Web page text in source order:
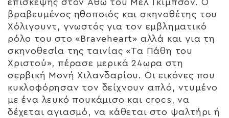
επίσκεψης στον Αθω του Μελ Γκίμπσον. Ο
βραβευμένος ηθοποιός και σκηνοθέτης του
Χόλιγουντ, γνωστός για τον εμβληματικό
ρόλο του στο «Braveheart» αλλά και για τη
σκηνοθεσία της ταινίας «Τα Πάθη του
Χριστού», πέρασε μερικά 24ωρα στη
σερβική Μονή Χιλανδαρίου. Οι εικόνες που
κυκλοφόρησαν τον δείχνουν απλό, ντυμένο
με ένα λευκό πουκάμισο και crocs, να
δέχεται αγιασμό, να κάθεται στο ψαλτήρι ή